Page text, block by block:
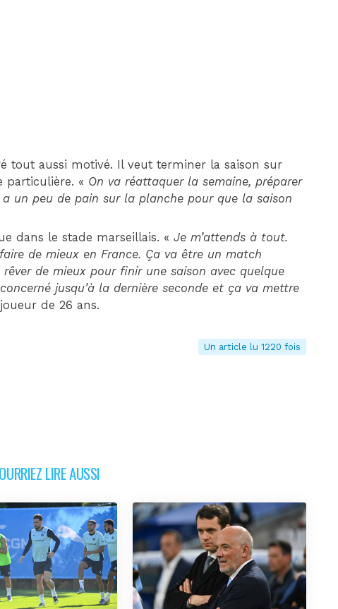
tout aussi motivé. Il veut terminer la saison sur
particulière. « On va réattaquer la semaine, préparer
un peu de pain sur la planche pour que la saison
dans le stade marseillais. «Je m’attends à tout.
de mieux en France. Ça va être un match
de mieux pour finir une saison avec quelque
jusqu’à la dernière seconde et ça va mettre
de 26 ans.
Un article lu 1220 fois
LIRE AUSSI